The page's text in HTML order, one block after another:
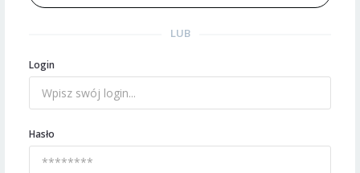
LUB
Login
Hasło